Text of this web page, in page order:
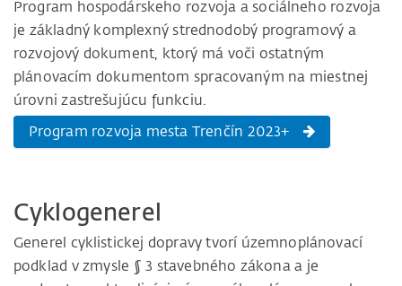
Program hospodárskeho rozvoja a sociálneho rozvoja
je základný komplexný strednodobý programový a
rozvojový dokument, ktorý má voči ostatným
plánovacím dokumentom spracovaným na miestnej
úrovni zastrešujúcu funkciu.
Program rozvoja mesta Trenčín 2023+
Cyklogenerel
Generel cyklistickej dopravy tvorí územnoplánovací
podklad v zmysle § 3 stavebného zákona a je